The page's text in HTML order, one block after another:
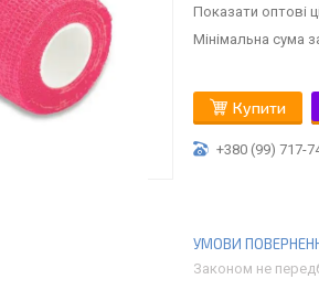
Показати оптові
Мінімальна сума
Купити
+380 (99) 717-
Законом не